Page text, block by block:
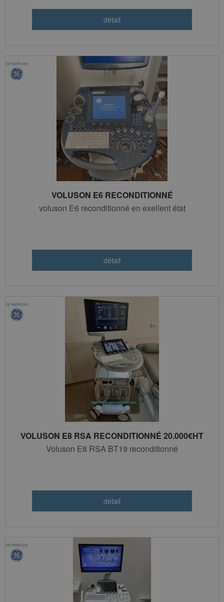
VOLUSON E6 RECONDITIONNÉ
voluson E6 reconditionné en exellent état
VOLUSON E8 RSA RECONDITIONNÉ 20.000€HT
Voluson E8 RSA BT19 reconditionné